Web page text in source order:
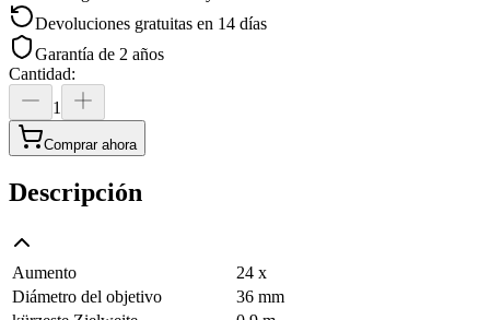
Devoluciones gratuitas en 14 días
Garantía de 2 años
Cantidad:
1
Comprar ahora
Descripción
Aumento
24 x
Diámetro del objetivo
36 mm